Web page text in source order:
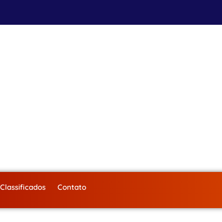
Classificados Contato